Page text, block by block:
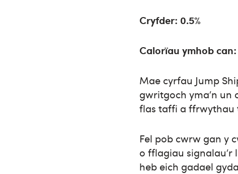
Cryfder: 0.5%
Calorïau ymhob
Mae cyrfau Jump
gwritgoch yma’n
flas taffi a ffrwythau
Fel pob cwrw gan y
o fflagiau signalau’r
heb eich gadael